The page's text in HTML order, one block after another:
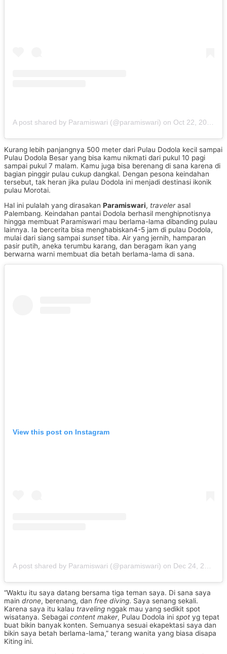
A post shared by Paramiswari (@paramiswari) on Oct 22, 2018 at 6:15pm PDT
Kurang lebih panjangnya 500 meter dari Pulau Dodola kecil sampai
Pulau Dodola Besar yang bisa kamu nikmati dari pukul 10 pagi
sampai pukul 7 malam. Kamu juga bisa berenang di sana karena di
bagian pinggir pulau cukup dangkal. Dengan pesona keindahan
tersebut, tak heran jika pulau Dodola ini menjadi destinasi ikonik
pulau Morotai.
Hal ini pulalah yang dirasakan Paramiswari, travelerasal
Palembang. Keindahan pantai Dodola berhasil menghipnotisnya
hingga membuat Paramiswari mau berlama-lama dibanding pulau
lainnya. Ia bercerita bisa menghabiskan4-5 jam di pulau Dodola,
mulai dari siang sampai sunset tiba. Air yang jernih, hamparan
pasir putih, aneka terumbu karang, dan beragam ikan yang
berwarna warni membuat dia betah berlama-lama di sana.
View this post on Instagram
A post shared by Paramiswari (@paramiswari) on Dec 24, 2015 at 11:35pm PST
“Waktu itu saya datang bersama tiga teman saya. Di sana saya
main drone, berenang, dan free diving. Saya senang sekali.
Karena saya itu kalau traveling nggak mau yang sedikit spot
wisatanya. Sebagai content maker, Pulau Dodola ini spot yg tepat
buat bikin banyak konten. Semuanya sesuai ekapektasi saya dan
bikin saya betah berlama-lama,” terang wanita yang biasa disapa
Kiting ini.